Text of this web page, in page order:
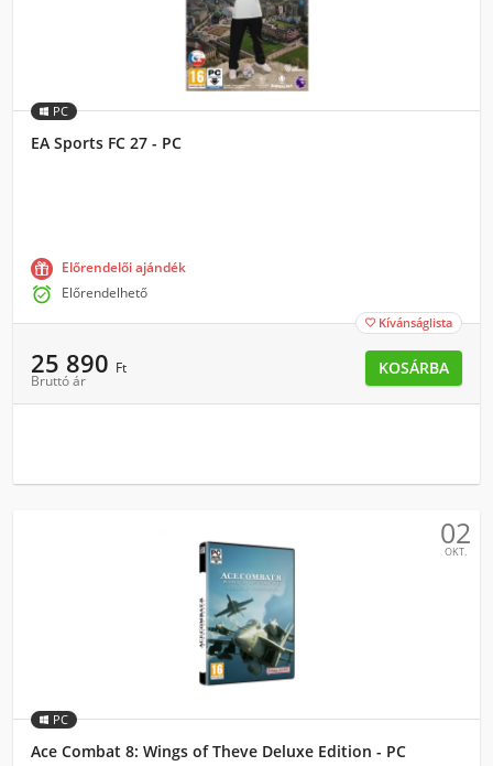
PC
EA Sports FC 27 - PC
Előrendelői ajándék
 Előrendelhető
 Kívánságlista
25 890 Ft
Bruttó ár
KOSÁRBA
02
OKT.
PC
Ace Combat 8: Wings of Theve Deluxe Edition - PC